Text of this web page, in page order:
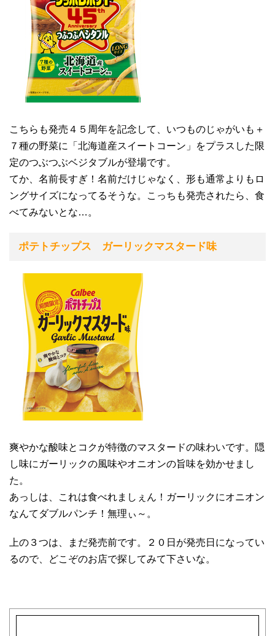
こちらも発売４５周年を記念して、いつものじゃがいも＋
７種の野菜に「北海道産スイートコーン」をプラスした限
定のつぶつぶベジタブルが登場です。
てか、名前長すぎ！名前だけじゃなく、形も通常よりもロ
ングサイズになってるそうな。こっちも発売されたら、食
べてみないとな…。
ポテトチップス ガーリックマスタード味
爽やかな酸味とコクが特徴のマスタードの味わいです。隠
し味にガーリックの風味やオニオンの旨味を効かせまし
た。
あっしは、これは食べれましぇん！ガーリックにオニオン
なんてダブルパンチ！無理ぃ～。
上の３つは、まだ発売前です。２０日が発売日になってい
るので、どこぞのお店で探してみて下さいな。